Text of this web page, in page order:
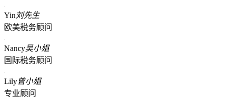
Yin 刘先生
欧美税务顾问
Nancy吴小姐
国际税务顾问
Lily曾小姐
专业顾问